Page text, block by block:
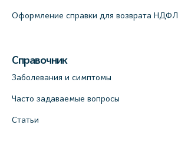
Оформление справки для возврата НДФЛ
Справочник
Заболевания и симптомы
Часто задаваемые вопросы
Статьи